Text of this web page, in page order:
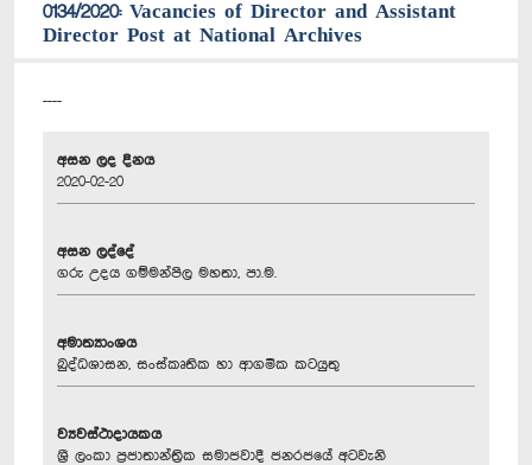
0134/2020: Vacancies of Director and Assistant
Director Post at National Archives
----
අසන ලද දිනය
2020-02-20
අසන ලද්දේ
ගරු උදය ගම්මන්පිල මහතා, පා.ම.
අමාත්‍යාංශය
බුද්ධශාසන, සංස්කෘතික හා ආගමික කටයුතු
ව්‍යවස්ථාදායකය
ශ්‍රී ලංකා ප්‍රජාතාන්ත්‍රික සමාජවාදී ජනරජයේ අටවැනි